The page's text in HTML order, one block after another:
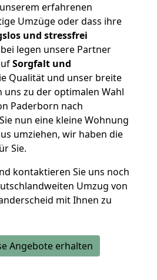
erfahrenen
Umzüge oder dass ihre
und stressfrei
legen unsere Partner
Sorgfalt und
Qualität und unser breite
uns zu der optimalen Wahl
Paderborn nach
nun eine kleine Wohnung
umziehen, wir haben die
Sie.
kontaktieren Sie uns noch
Umzug von
mit Ihnen zu
Angebote erhalten